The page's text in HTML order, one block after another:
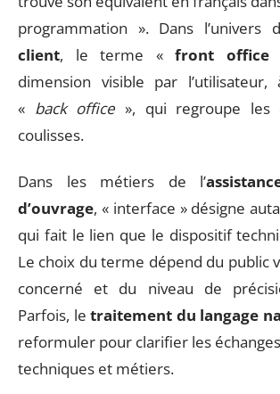
programmation ». Dans l’univers
client, le terme « front office
dimension visible par l’utilisateur,
« back office », qui regroupe les
coulisses.
Dans les métiers de l’
d’ouvrage, « interface » désigne
qui fait le lien que le dispositif
Le choix du terme dépend du public
concerné et du niveau de
Parfois, letraitement du langage
reformuler pour clarifier les
techniques et métiers.